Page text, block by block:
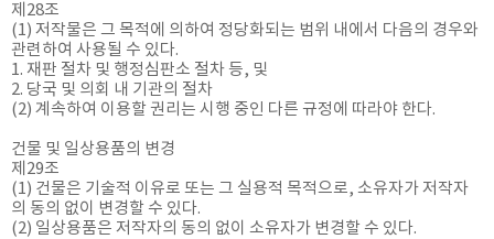
제28조
(1) 저작물은 그 목적에 의하여 정당화되는 범위 내에서 다음의 경우와
관련하여 사용될 수 있다.
1. 재판 절차 및 행정심판소 절차 등, 및
2. 당국 및 의회 내 기관의 절차
(2) 계속하여 이용할 권리는 시행 중인 다른 규정에 따라야 한다.
건물 및 일상용품의 변경
제29조
(1) 건물은 기술적 이유로 또는 그 실용적 목적으로, 소유자가 저작자
의 동의 없이 변경할 수 있다.
(2) 일상용품은 저작자의 동의 없이 소유자가 변경할 수 있다.